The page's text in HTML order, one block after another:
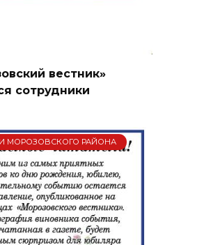
вестник»
сотрудники
МОРОЗОВСКОГО РАЙОНА